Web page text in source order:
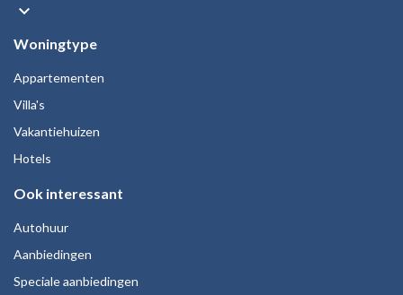
keyboard_arrow_down
Woningtype
Appartementen
Villa's
Vakantiehuizen
Hotels
Ook interessant
Autohuur
Aanbiedingen
Speciale aanbiedingen